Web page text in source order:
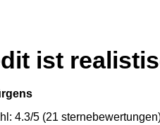
ist
4.3/5 (21 sternebewertungen